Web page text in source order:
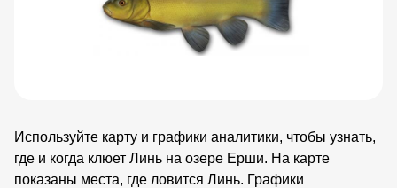
Используйте карту и графики аналитики, чтобы узнать,
где и когда клюет Линь на озере Ерши. На карте
показаны места, где ловится Линь. Графики